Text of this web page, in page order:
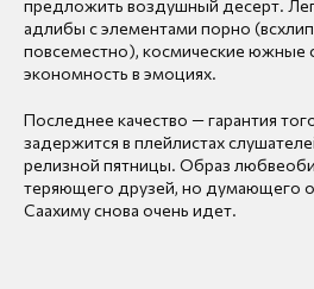
предложить воздушный десерт.
адлибы с элементами порно
повсеместно), космические южные
экономность в эмоциях.
Последнее качество — гарантия
задержится в плейлистах
релизной пятницы. Образ
теряющего друзей, но думающего о
Саахиму снова очень идет.